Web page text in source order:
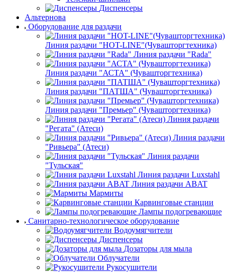
Диспенсеры
Альтернова
Оборудование для раздачи
Линия раздачи "HOT-LINE"(Чувашторгтехника)
Линия раздачи "Rada"
Линия раздачи "АСТА" (Чувашторгтехника)
Линия раздачи "ПАТША" (Чувашторгтехника)
Линия раздачи "Премьер" (Чувашторгтехника)
Линия раздачи
"Регата" (Атеси)
Линия раздачи
"Ривьера" (Атеси)
Линия раздачи
"Тульская"
Линия раздачи Luxstahl
Линия раздачи ABAT
Мармиты
Карвинговые станции
Лампы подогревающие
Санитарно-технологическое оборудование
Водоумягчители
Диспенсеры
Дозаторы для мыла
Облучатели
Рукосушители